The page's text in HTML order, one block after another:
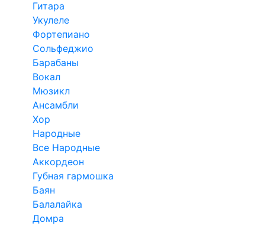
Гитара
Укулеле
Фортепиано
Сольфеджио
Барабаны
Вокал
Мюзикл
Ансамбли
Хор
Народные
Все Народные
Аккордеон
Губная гармошка
Баян
Балалайка
Домра